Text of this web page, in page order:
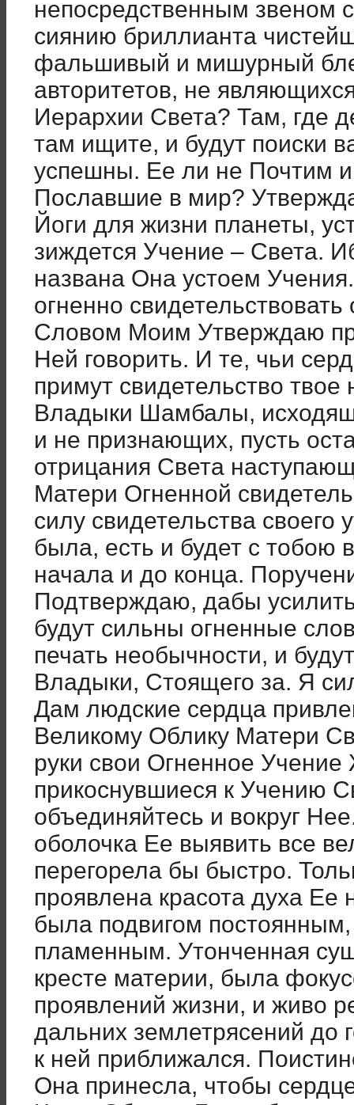
непосредственным звеном
сиянию бриллианта
фальшивый и мишурный
авторитетов, не
Иерархии Света? Там, где
там ищите, и будут поиски
успешны. Ее ли не Почтим
Пославшие в мир?
Йоги для жизни планеты,
зиждется Учение – Света.
названа Она устоем
огненно
Словом Моим Утверждаю
Ней говорить. И те, чьи
примут свидетельство твое
Владыки Шамбалы,
и не признающих, пусть
отрицания Света
Матери Огненной
силу свидетельства
была, есть и будет с тобою
начала и до конца.
Подтверждаю, дабы
будут сильны огненные
печать необычности, и
Владыки, Стоящего за. Я
Дам людские сердца
Великому Облику Матери
руки свои Огненное
прикоснувшиеся к Учению
объединяйтесь и вокруг
оболочка Ее выявить все
перегорела бы быстро.
проявлена красота духа
была подвигом
пламенным. Утонченная
кресте материи, была
проявлений жизни, и живо
дальних землетрясений до
к ней приближался.
Она принесла, чтобы